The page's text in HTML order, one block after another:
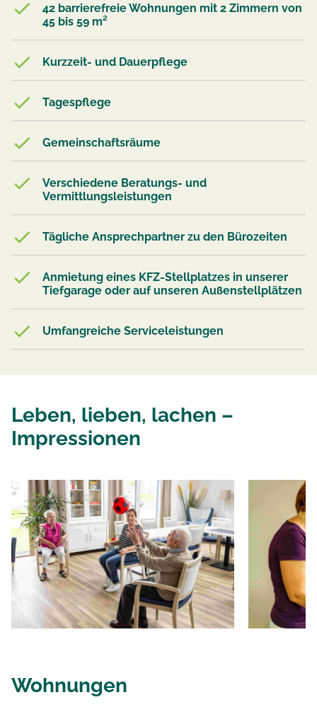
42 barrierefreie Wohnungen mit 2 Zimmern von
45 bis 59 m²
Kurzzeit- und Dauerpflege
Tagespflege
Gemeinschaftsräume
Verschiedene Beratungs- und
Vermittlungsleistungen
Tägliche Ansprechpartner zu den Bürozeiten
Anmietung eines KFZ-Stellplatzes in unserer
Tiefgarage oder auf unseren Außenstellplätzen
Umfangreiche Serviceleistungen
Leben, lieben, lachen –
Impressionen
Wohnungen